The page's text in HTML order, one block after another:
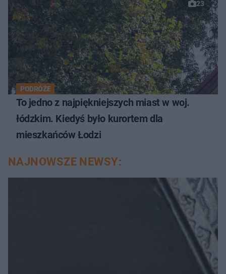
23
PODRÓŻE
To jedno z najpiękniejszych miast w woj.
łódzkim. Kiedyś było kurortem dla
mieszkańców Łodzi
NAJNOWSZE NEWSY: